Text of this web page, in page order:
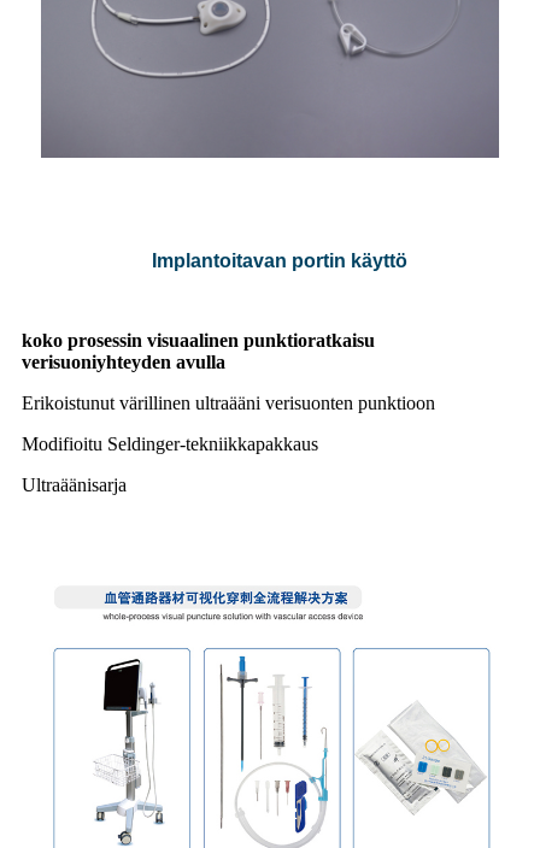
Implantoitavan portin käyttö
koko prosessin visuaalinen punktioratkaisu
verisuoniyhteyden avulla
Erikoistunut värillinen ultraääni verisuonten punktioon
Modifioitu Seldinger-tekniikkapakkaus
Ultraäänisarja